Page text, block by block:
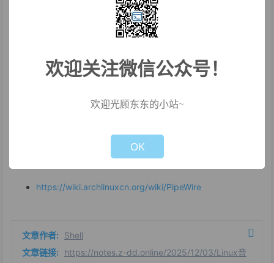
JACK 的 QjackCtl。支持连线保存
https://gitlab.freedesktop.org/rncbc/qpwgraph
pavucontrol 替代品
— PipeWire 音频路由工具
https://wiki.archlinuxcn.org/wiki/PipeWire
文章作者:
Shell
文章链接:
https://notes.z-dd.online/2025/12/03/Linux音
欢迎关注微信公众号！
欢迎光顾东东的小站~
OK